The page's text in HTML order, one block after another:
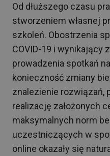
Od dłuższego czasu
stworzeniem własnej
szkoleń. Obostrzenia
COVID-19 i wynikający
prowadzenia spotkań
konieczność zmiany
znalezienie rozwiązań,
realizację założonych
maksymalnych norm
uczestniczących w
online okazały się